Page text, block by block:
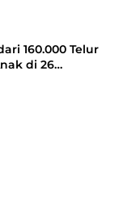
160.000 Telur
di 26